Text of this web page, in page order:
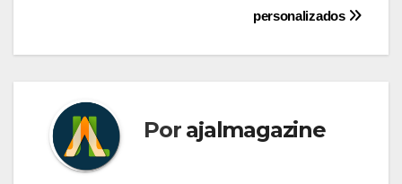
personalizados
Por ajalmagazine